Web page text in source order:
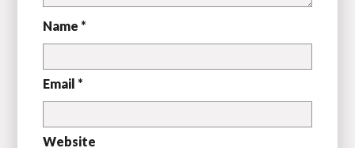
Name *
Email *
Website